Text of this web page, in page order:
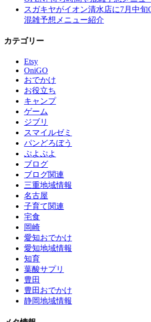
スガキヤがイオン清水店に7月中旬
混雑予想メニュー紹介
カテゴリー
Etsy
OniGO
おでかけ
お役立ち
キャンプ
ゲーム
ジブリ
スマイルゼミ
パンどろぼう
ぷよぷよ
ブログ
ブログ関連
三重地域情報
名古屋
子育て関連
宅食
岡崎
愛知おでかけ
愛知地域情報
知育
葉酸サプリ
豊田
豊田おでかけ
静岡地域情報